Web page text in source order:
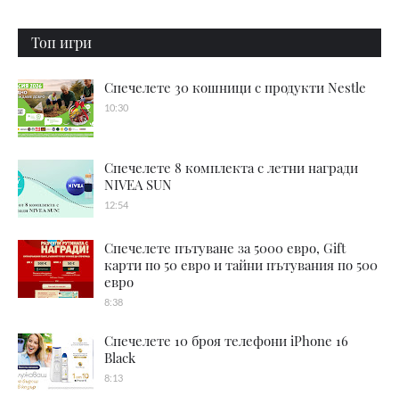
Топ игри
Спечелете 30 кошници с продукти Nestle
10:30
Спечелете 8 комплекта с летни награди
NIVEA SUN
12:54
Спечелете пътуване за 5000 евро, Gift
карти по 50 евро и тайни пътувания по 500
евро
8:38
Спечелете 10 броя телефони iPhone 16
Black
8:13